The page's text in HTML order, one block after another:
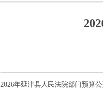
2026年延津县人民法院部门预算